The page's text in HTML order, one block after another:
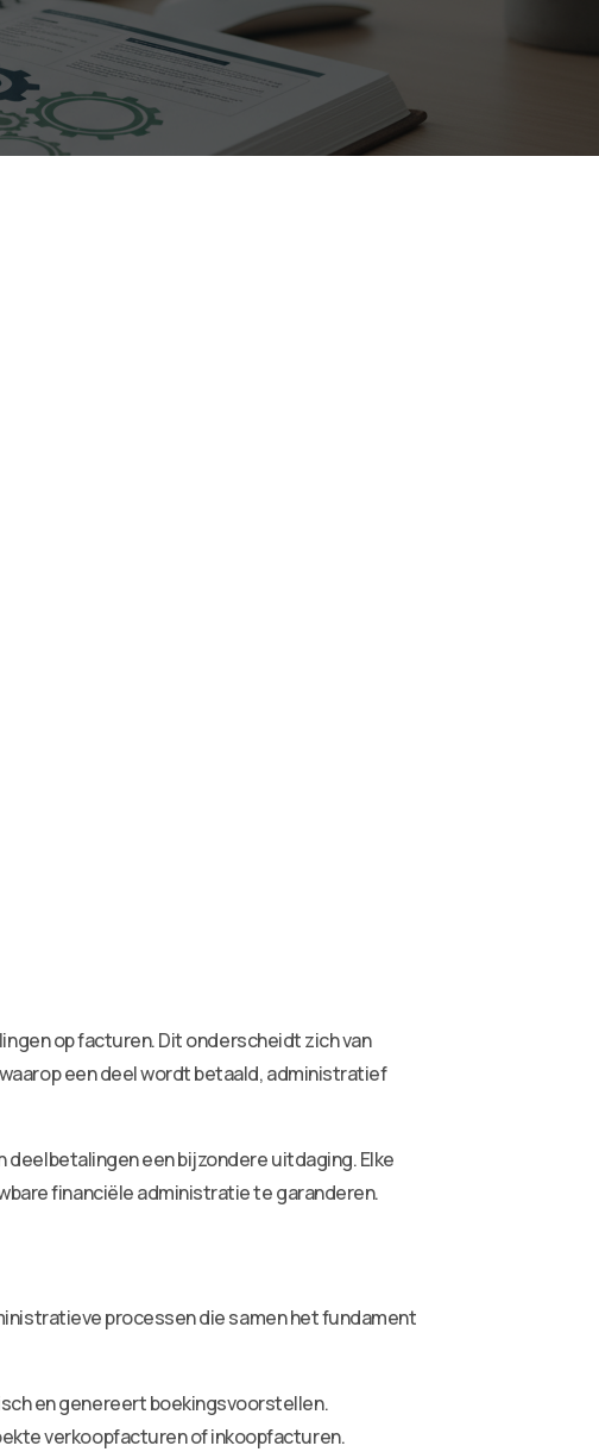
op facturen. Dit onderscheidt zich van
een deel wordt betaald, administratief
een bijzondere uitdaging. Elke
financiële administratie te garanderen.
processen die samen het fundament
en genereert boekingsvoorstellen.
verkoopfacturen of inkoopfacturen.